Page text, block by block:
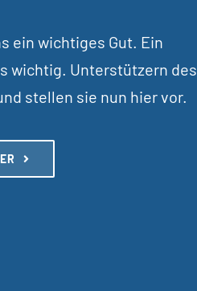
ein wichtiges Gut. Ein
wichtig. Unterstützern des
stellen sie nun hier vor.